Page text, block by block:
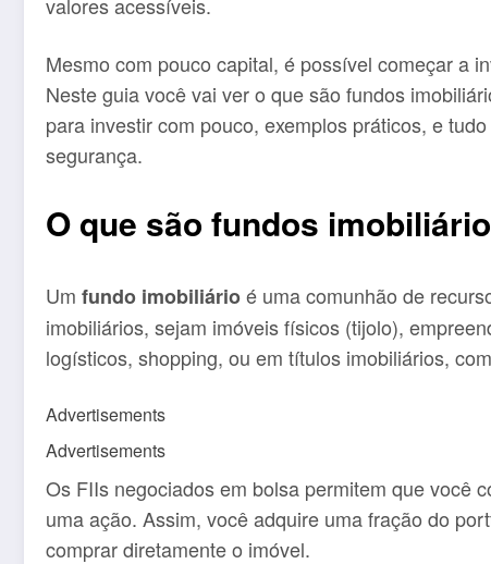
Mesmo com pouco capital, é possível começar a
Neste guia você vai ver o que são fundos
para investir com pouco, exemplos práticos, e
segurança.
O que são fundos
Um fundo imobiliárioé uma comunhão de
imobiliários, sejam imóveis físicos (tijolo),
logísticos, shopping, ou em títulos imobiliários,
Advertisements
Advertisements
Os FIIs negociados em bolsa permitem que você
uma ação. Assim, você adquire uma fração do
comprar diretamente o imóvel.